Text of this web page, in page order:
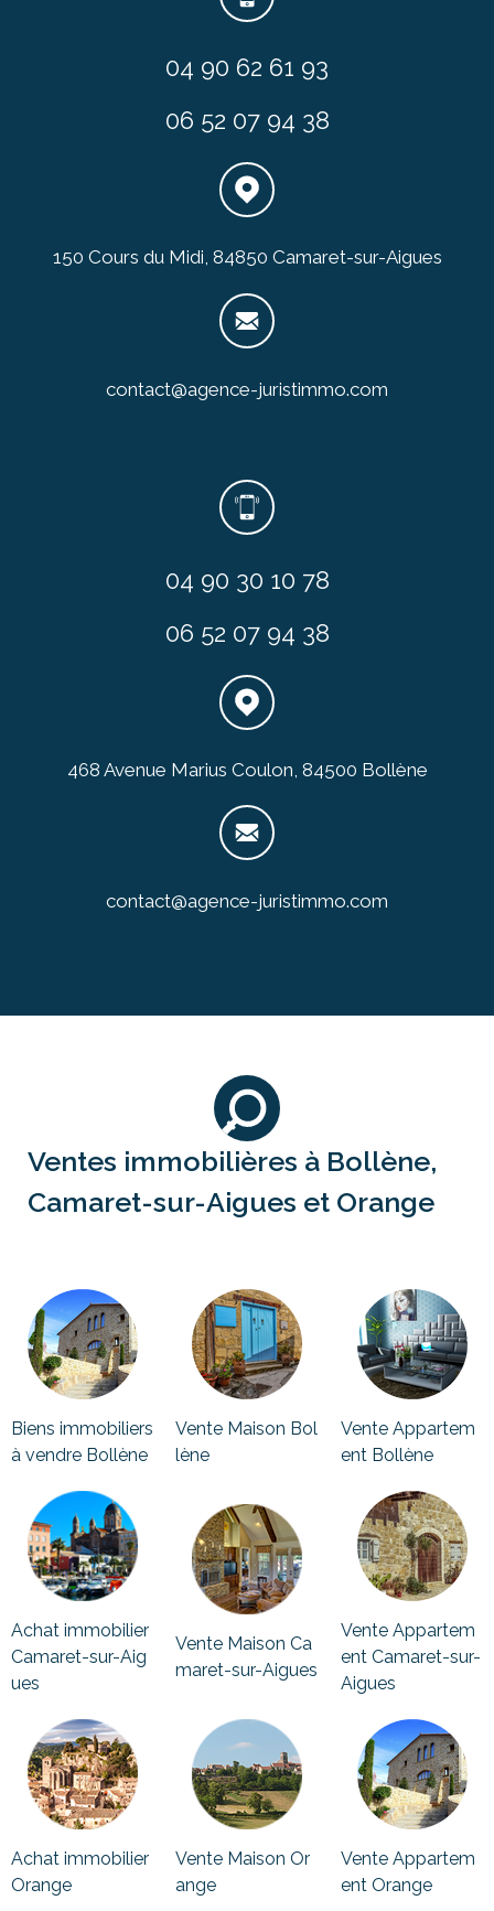
04 90 62 61 93
06 52 07 94 38
150 Cours du Midi, 84850 Camaret-sur-Aigues
contact@agence-juristimmo.com
04 90 30 10 78
06 52 07 94 38
468 Avenue Marius Coulon, 84500 Bollène
contact@agence-juristimmo.com
Ventes immobilières à Bollène,
Camaret-sur-Aigues et Orange
Biens immobiliers
à vendre Bollène
Vente Maison Bol
lène
Vente Appartem
ent Bollène
Achat immobilier
Camaret-sur-Aig
ues
Vente Maison Ca
maret-sur-Aigues
Vente Appartem
ent Camaret-sur-
Aigues
Achat immobilier
Orange
Vente Maison Or
ange
Vente Appartem
ent Orange